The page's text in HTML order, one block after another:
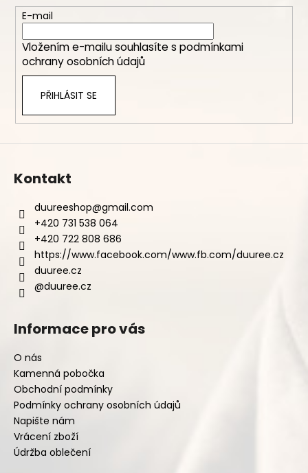
E-mail
Vložením e-mailu souhlasíte s podmínkami
ochrany osobních údajů
PŘIHLÁSIT SE
Kontakt
duureeshop@gmail.com
+420 731 538 064
+420 722 808 686
https://www.facebook.com/www.fb.com/duuree.cz
duuree.cz
@duuree.cz
Informace pro vás
O nás
Kamenná pobočka
Obchodní podmínky
Podmínky ochrany osobních údajů
Napište nám
Vrácení zboží
Údržba oblečení